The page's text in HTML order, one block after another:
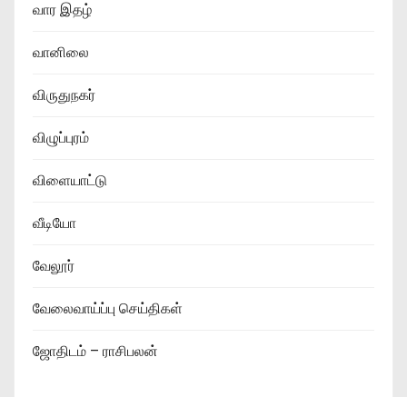
வார இதழ்
வானிலை
விருதுநகர்
விழுப்புரம்
விளையாட்டு
வீடியோ
வேலூர்
வேலைவாய்ப்பு செய்திகள்
ஜோதிடம் – ராசிபலன்